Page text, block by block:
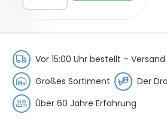
Jolly
Vor 15:00 Uhr bestellt –
Großes Sortiment
Der
Über 60 Jahre Erfahrung